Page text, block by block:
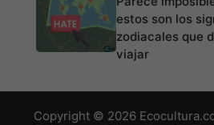
estos son los
zodiacales que
viajar
Copyright © 2026